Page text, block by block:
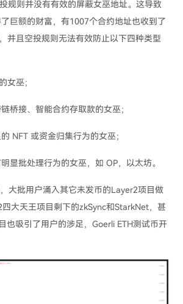
规则并没有有效的屏蔽女巫地址。这导致
巨额的财富，有1007个合约地址也收到了
并且空投规则无法有效防止以下四种类型
巫；
桥接、智能合约存取款的女巫；
NFT 或资金归集行为的女巫；
批处理行为的女巫，如 OP，以太坊。
，大批用户涌入其它未发币的Layer2项目做
大天王项目剩下的zkSync和StarkNet，甚
也吸引了用户的涉足，Goerli ETH测试币开